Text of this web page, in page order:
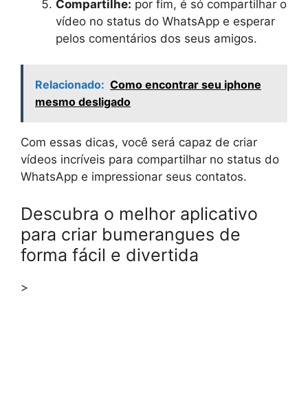
Compartilhe: por fim, é só compartilhar o
vídeo no status do WhatsApp e esperar
pelos comentários dos seus amigos.
Relacionado: Como encontrar seu iphone
mesmo desligado
Com essas dicas, você será capaz de criar
vídeos incríveis para compartilhar no status do
WhatsApp e impressionar seus contatos.
Descubra o melhor aplicativo
para criar bumerangues de
forma fácil e divertida
>